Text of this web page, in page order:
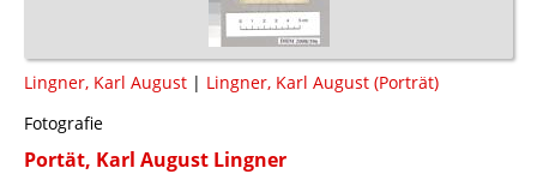
Lingner, Karl August | Lingner, Karl August (Porträt)
Fotografie
Portät, Karl August Lingner